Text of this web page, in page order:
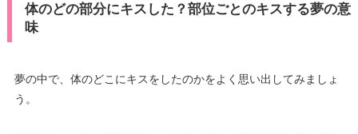
体のどの部分にキスした？部位ごとのキスする夢の意
味
夢の中で、体のどこにキスをしたのかをよく思い出してみましょ
う。